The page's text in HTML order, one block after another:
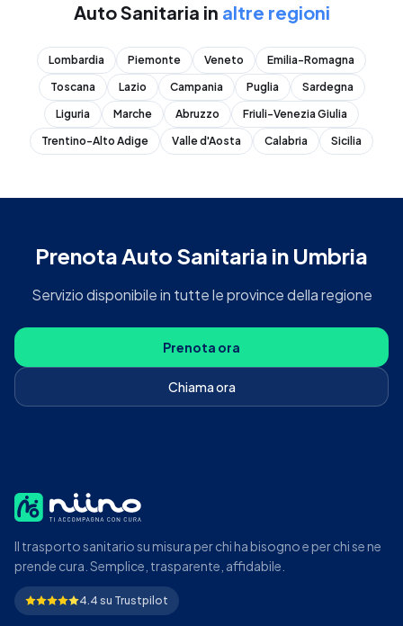
Auto Sanitaria in altre regioni
Lombardia Piemonte Veneto
Emilia-Romagna
Toscana
Lazio Campania Puglia
Sardegna
Liguria
Marche Abruzzo
Friuli-Venezia Giulia
Trentino-Alto Adige
Valle d'Aosta Calabria Sicilia
PrenotaAuto Sanitaria in Umbria
Servizio disponibile in tutte le province della regione
Prenota ora
Chiama ora
Il trasporto sanitario su misura per chi ha bisogno e per chi se ne
prende cura. Semplice, trasparente, affidabile.
4.4 su Trustpilot